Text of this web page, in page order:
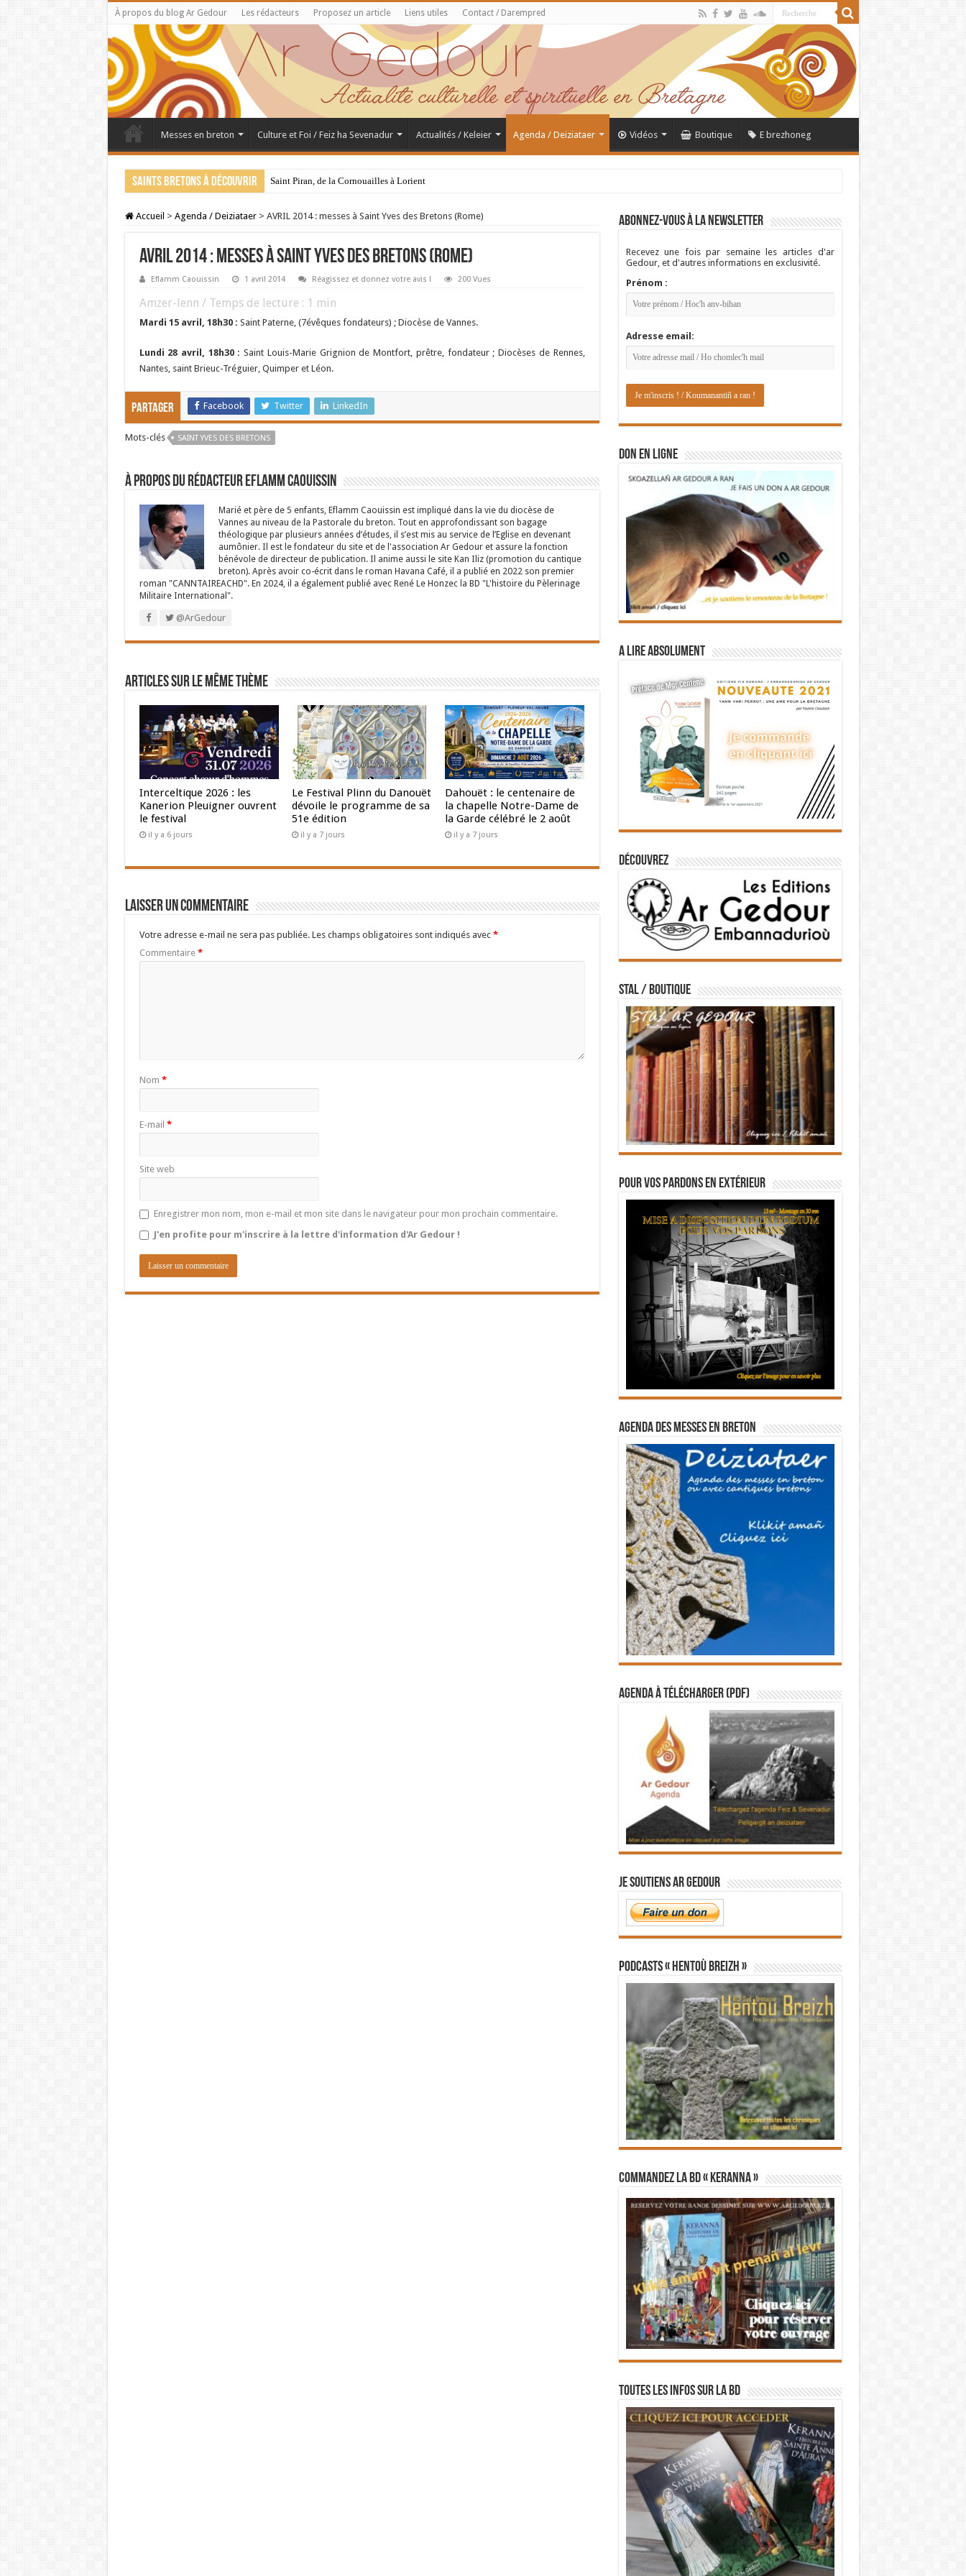
À propos du blog Ar Gedour Les rédacteurs Proposez un article Liens utiles Contact / Darempred
Messes en breton Culture et Foi / Feiz ha Sevenadur Actualités / Keleier Agenda / Deiziataer Vidéos Boutique E brezhoneg
Saints bretons à découvrir Saint Piran, de la Cornouailles à Lorient
Accueil > Agenda / Deiziataer > AVRIL 2014 : messes à Saint Yves des Bretons (Rome)
AVRIL 2014 : messes à Saint Yves des Bretons (Rome)
Eflamm Caouissin 1 avril 2014 Réagissez et donnez votre avis ! 200 Vues
Amzer-lenn / Temps de lecture : 1 min
Mardi 15 avril, 18h30 : Saint Paterne, (7évêques fondateurs) ; Diocèse de Vannes.
Lundi 28 avril, 18h30 : Saint Louis-Marie Grignion de Montfort, prêtre, fondateur ; Diocèses de Rennes,
Nantes, saint Brieuc-Tréguier, Quimper et Léon.
Partager Facebook Twitter LinkedIn
Mots-clés SAINT YVES DES BRETONS
À propos du rédacteur Eflamm Caouissin
Marié et père de 5 enfants, Eflamm Caouissin est impliqué dans la vie du diocèse de
Vannes au niveau de la Pastorale du breton. Tout en approfondissant son bagage
théologique par plusieurs années d’études, il s’est mis au service de l’Eglise en devenant
aumônier. Il est le fondateur du site et de l'association Ar Gedour et assure la fonction
bénévole de directeur de publication. Il anime aussi le site Kan Iliz (promotion du cantique
breton). Après avoir co-écrit dans le roman Havana Café, il a publié en 2022 son premier
roman "CANNTAIREACHD". En 2024, il a également publié avec René Le Honzec la BD "L'histoire du Pèlerinage
Militaire International".
@ArGedour
Articles sur le même thème
Interceltique 2026 : les
Kanerion Pleuigner ouvrent
le festival
il y a 6 jours
Le Festival Plinn du Danouët
dévoile le programme de sa
51e édition
il y a 7 jours
Dahouët : le centenaire de
la chapelle Notre-Dame de
la Garde célébré le 2 août
il y a 7 jours
Laisser un commentaire
Votre adresse e-mail ne sera pas publiée. Les champs obligatoires sont indiqués avec *
Commentaire *
Nom *
E-mail *
Site web
Enregistrer mon nom, mon e-mail et mon site dans le navigateur pour mon prochain commentaire.
J'en profite pour m'inscrire à la lettre d'information d'Ar Gedour !
Abonnez-vous à la newsletter
Recevez une fois par semaine les articles d'ar
Gedour, et d'autres informations en exclusivité.
Prénom :
Adresse email:
DON EN LIGNE
A lire absolument
Découvrez
STAL / BOUTIQUE
Pour vos pardons en extérieur
Agenda des messes en breton
Agenda à télécharger (PDF)
Je soutiens Ar Gedour
PODCASTS « Hentoù Breizh »
Commandez la BD « Keranna »
Toutes les infos sur la BD